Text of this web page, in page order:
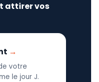
attirer vos
votre
le jour J.